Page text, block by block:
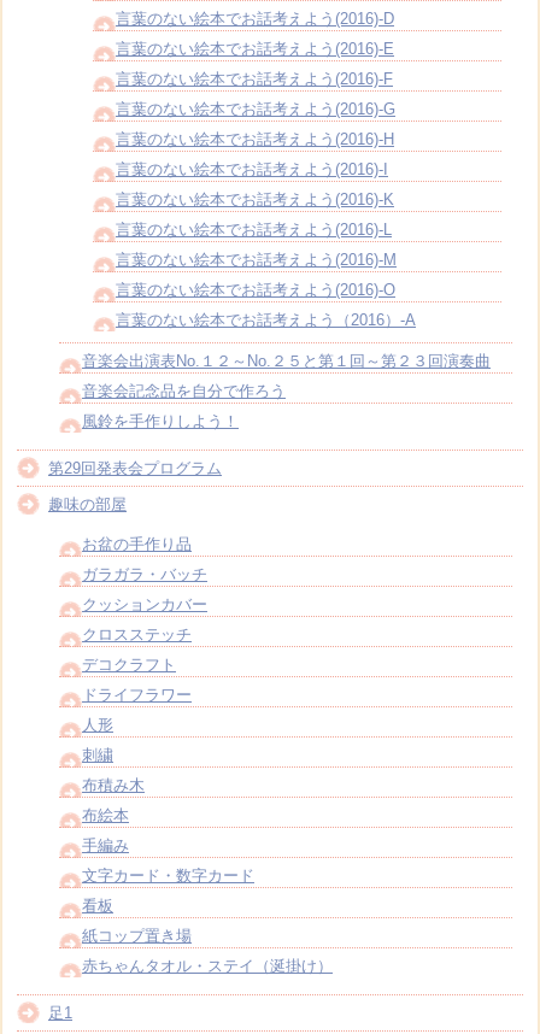
言葉のない絵本でお話考えよう(2016)-D
言葉のない絵本でお話考えよう(2016)-E
言葉のない絵本でお話考えよう(2016)-F
言葉のない絵本でお話考えよう(2016)-G
言葉のない絵本でお話考えよう(2016)-H
言葉のない絵本でお話考えよう(2016)-I
言葉のない絵本でお話考えよう(2016)-K
言葉のない絵本でお話考えよう(2016)-L
言葉のない絵本でお話考えよう(2016)-M
言葉のない絵本でお話考えよう(2016)-O
言葉のない絵本でお話考えよう（2016）-A
音楽会出演表No.１２～No.２５と第１回～第２３回演奏曲
音楽会記念品を自分で作ろう
風鈴を手作りしよう！
第29回発表会プログラム
趣味の部屋
お盆の手作り品
ガラガラ・バッチ
クッションカバー
クロスステッチ
デコクラフト
ドライフラワー
人形
刺繍
布積み木
布絵本
手編み
文字カード・数字カード
看板
紙コップ置き場
赤ちゃんタオル・ステイ（涎掛け）
足1